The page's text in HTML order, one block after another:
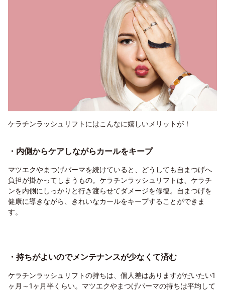
ケラチンラッシュリフトにはこんなに嬉しいメリットが！
・内側からケアしながらカールをキープ
マツエクやまつげパーマを続けていると、どうしても自まつげへ
負担が掛かってしまうもの。ケラチンラッシュリフトは、ケラチ
ンを内側にしっかりと行き渡らせてダメージを修復。自まつげを
健康に導きながら、きれいなカールをキープすることができま
す。
・持ちがよいのでメンテナンスが少なくて済む
ケラチンラッシュリフトの持ちは、個人差はありますがだいたい1
ヶ月～1ヶ月半くらい。マツエクやまつげパーマの持ちは平均して